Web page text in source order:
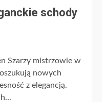
schody
Szarzy mistrzowie w
nowych
z elegancją.